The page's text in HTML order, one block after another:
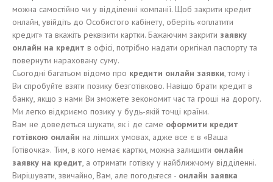
можна самостійно чи у відділенні компанії. Щоб закрити кредит
онлайн, увійдіть до Особистого кабінету, оберіть «оплатити
кредит» та вкажіть реквізити картки. Бажаючим закрити заявку
онлайн на кредит в офісі, потрібно надати оригінал паспорту та
повернути нараховану суму.
Сьогодні багатьом відомо про кредити онлайн заявки, тому і
Ви спробуйте взяти позику безготівково. Навіщо брати кредит в
банку, якщо з нами Ви зможете зекономит час та гроші на дорогу.
Ми легко відкриємо позику у будь-якій точці країни.
Вам не доведеться шукати, як і де саме оформити кредит
готівкою онлайн на ліпших умовах, адже все є в «Ваша
Готівочка». Тим, в кого немає картки, можна залишити онлайн
заявку на кредит, а отримати готівку у найближчому відділенні.
Вирішувати, звичайно, Вам, але погодьтеся - онлайн заявка